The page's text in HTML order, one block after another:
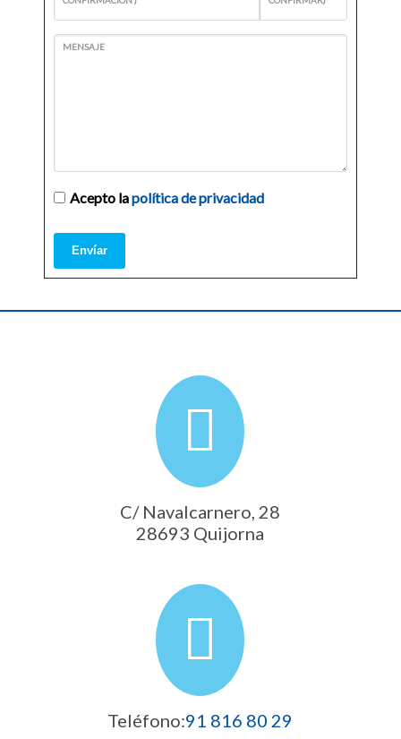
MENSAJE
Acepto lapolítica de privacidad
Envíar
C/ Navalcarnero, 28
28693 Quijorna
Teléfono:91 816 80 29